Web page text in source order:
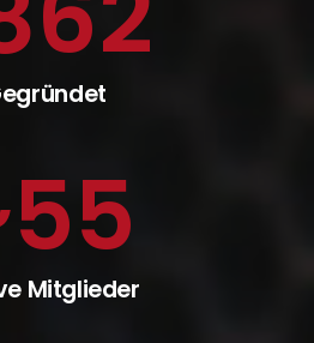
55
Mitglieder